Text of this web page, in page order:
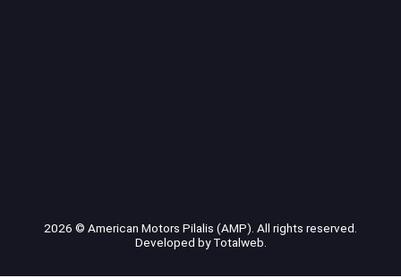
2026 © American Motors Pilalis (AMP). All rights reserved.
Developed byTotalweb